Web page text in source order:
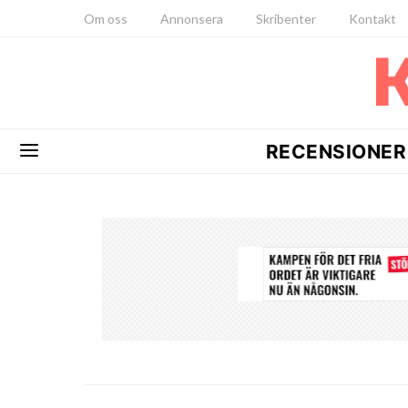
Om oss Annonsera Skribenter Kontakt
RECENSIONER